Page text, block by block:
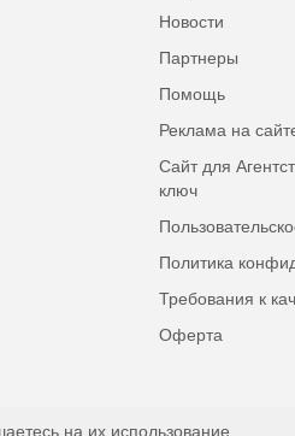
Новости
Партнеры
Помощь
Реклама на
Сайт для
ключ
Политика
Требования к
Оферта
на их использование.